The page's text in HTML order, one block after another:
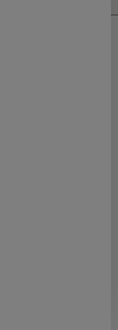
de l’éducation, de
La MAIF croit
l’entraide et au
société plus